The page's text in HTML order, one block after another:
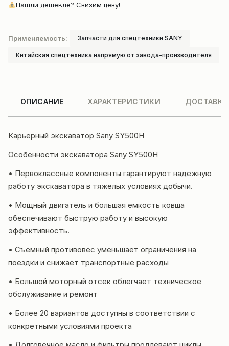
Нашли дешевле? Снизим цену!
Применяемость: Запчасти для спецтехники SANY
Китайская спецтехника напрямую от завода-производителя
ОПИСАНИЕ ХАРАКТЕРИСТИКИ
Карьерный экскаватор Sany SY500H
Особенности экскаватора Sany SY500H
• Первоклассные компоненты гарантируют надежную
работу экскаватора в тяжелых условиях добычи.
• Мощный двигатель и большая емкость ковша
обеспечивают быструю работу и высокую
эффективность.
• Съемный противовес уменьшает ограничения на
поездки и снижает транспортные расходы
• Большой моторный отсек облегчает техническое
обслуживание и ремонт
• Более 20 вариантов доступны в соответствии с
конкретными условиями проекта